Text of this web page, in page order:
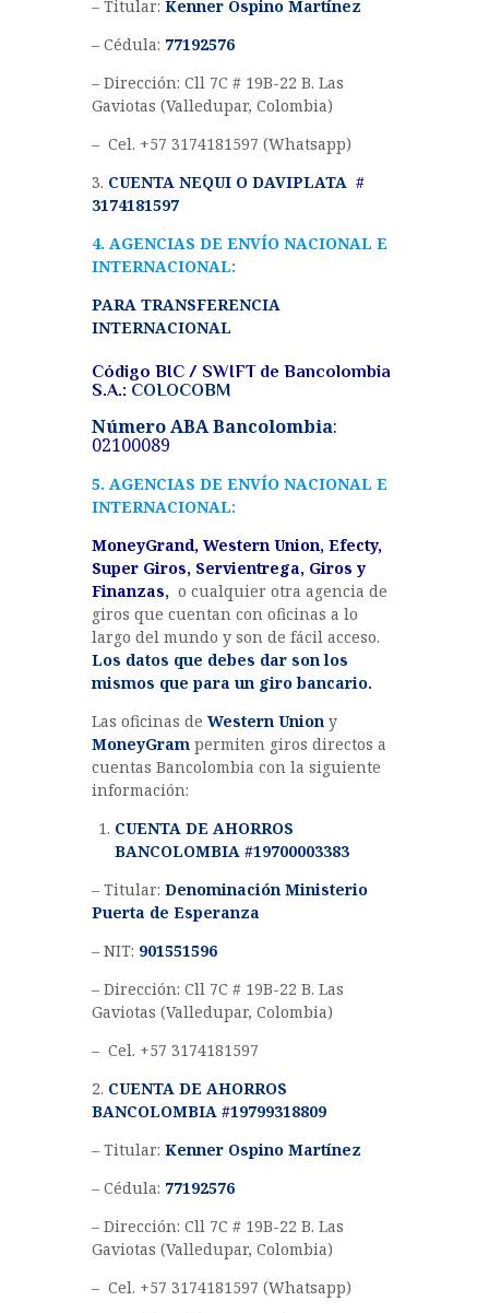
– Titular: Kenner Ospino Martínez
– Cédula: 77192576
– Dirección: Cll 7C # 19B-22 B. Las
Gaviotas (Valledupar, Colombia)
– Cel. +57 3174181597 (Whatsapp)
3. CUENTA NEQUI O DAVIPLATA #
3174181597
4. AGENCIAS DE ENVÍO NACIONAL E
INTERNACIONAL:
PARA TRANSFERENCIA
INTERNACIONAL
Código BIC / SWIFT de Bancolombia
S.A.: COLOCOBM
Número ABA Bancolombia:
02100089
5. AGENCIAS DE ENVÍO NACIONAL E
INTERNACIONAL:
MoneyGrand, Western Union, Efecty,
Super Giros, Servientrega, Giros y
Finanzas, o cualquier otra agencia de
giros que cuentan con oficinas a lo
largo del mundo y son de fácil acceso.
Los datos que debes dar son los
mismos que para un giro bancario.
Las oficinas de Western Union y
MoneyGram permiten giros directos a
cuentas Bancolombia con la siguiente
información:
CUENTA DE AHORROS
BANCOLOMBIA #19700003383
– Titular: Denominación Ministerio
Puerta de Esperanza
– NIT: 901551596
– Dirección: Cll 7C # 19B-22 B. Las
Gaviotas (Valledupar, Colombia)
– Cel. +57 3174181597
2. CUENTA DE AHORROS
BANCOLOMBIA #19799318809
– Titular: Kenner Ospino Martínez
– Cédula: 77192576
– Dirección: Cll 7C # 19B-22 B. Las
Gaviotas (Valledupar, Colombia)
– Cel. +57 3174181597 (Whatsapp)